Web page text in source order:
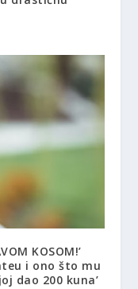
KOSOM!’
i ono što mu
dao 200 kuna’